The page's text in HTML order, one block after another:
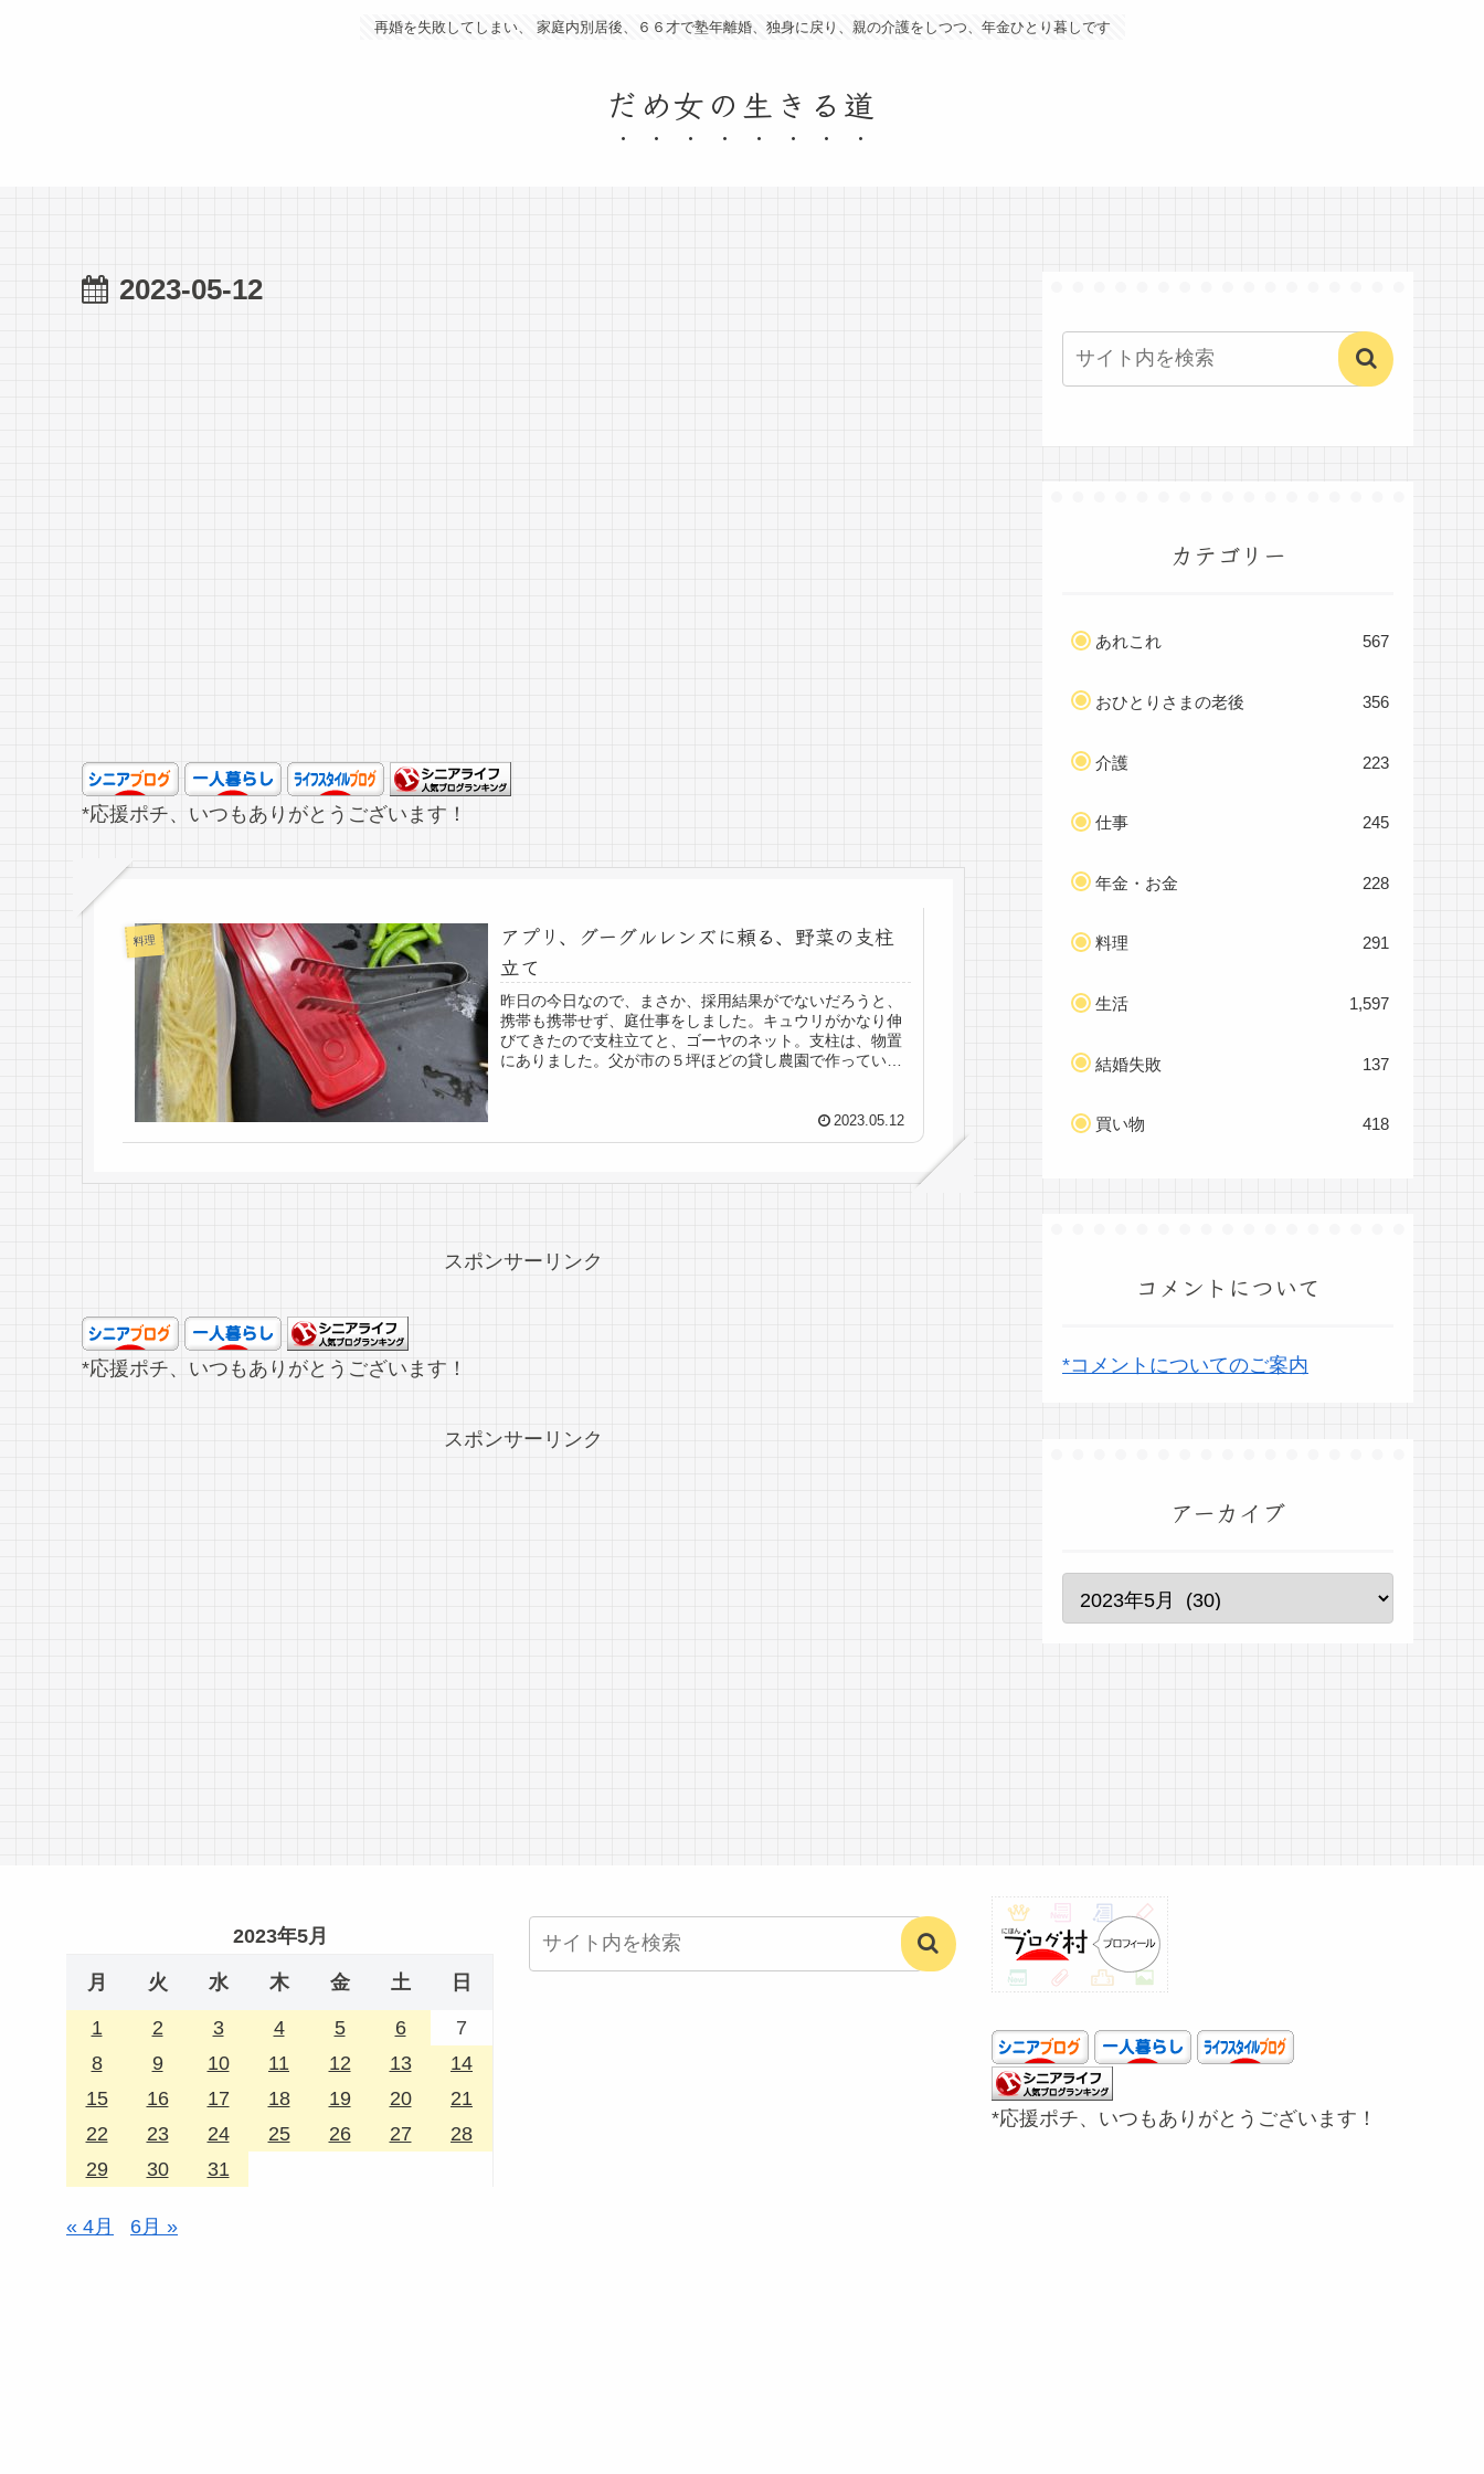
再婚を失敗してしまい、 家庭内別居後、６６才で塾年離婚、独身に戻り、親の介護をしつつ、年金ひとり暮しです
だめ女の生きる道
2023-05-12
*応援ポチ、いつもありがとうございます！
料理
アプリ、グーグルレンズに頼る、野菜の支柱
立て
昨日の今日なので、まさか、採用結果がでないだろうと、
携帯も携帯せず、庭仕事をしました。キュウリがかなり伸
びてきたので支柱立てと、ゴーヤのネット。支柱は、物置
にありました。父が市の５坪ほどの貸し農園で作っていた
2023.05.12
スポンサーリンク
*応援ポチ、いつもありがとうございます！
スポンサーリンク
カテゴリー
あれこれ 567
おひとりさまの老後 356
介護 223
仕事 245
年金・お金 228
料理 291
生活 1,597
結婚失敗 137
買い物 418
コメントについて
*コメントについてのご案内
アーカイブ
2023年5月
月 火 水 木 金 土 日
1 2 3 4 5 6
7
8
9 10 11 12 13
14
15
16 17 18 19 20
21
22
23 24 25 26 27
28
29
30 31
« 4月 6月 »
*応援ポチ、いつもありがとうございます！